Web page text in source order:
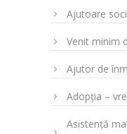
Ajutoare
Venit minim
Ajutor de
Adopția –
Asistență